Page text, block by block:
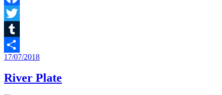
Facebook
Twitter
Tumblr
Compartir
17/07/2018
River Plate